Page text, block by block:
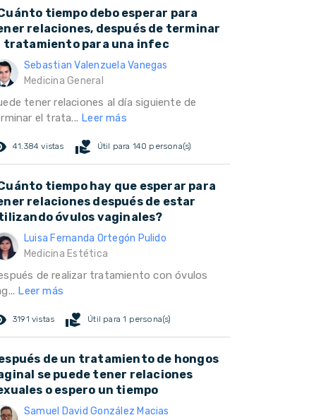
tiempo debo esperar para
relaciones, después de terminar
tratamiento para una infec
Sebastian Valenzuela Vanegas
Medicina General
tener relaciones al día siguiente de
el trata... Leer más
41.384 vistas volunteer_activism Útil para 140 persona(s)
tiempo hay que esperar para
relaciones después de estar
óvulos vaginales?
Luisa Fernanda Ortegón Pulido
Medicina Estética
de realizar tratamiento con óvulos
Leer más
3191 vistas volunteer_activism Útil para 1 persona(s)
de un tratamiento de hongos
se puede tener relaciones
o espero un tiempo
Samuel David González Macias